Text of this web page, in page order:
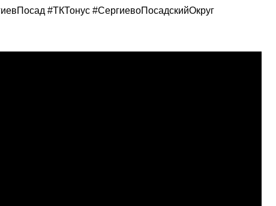
#ТКТонус #СергиевоПосадскийОкруг